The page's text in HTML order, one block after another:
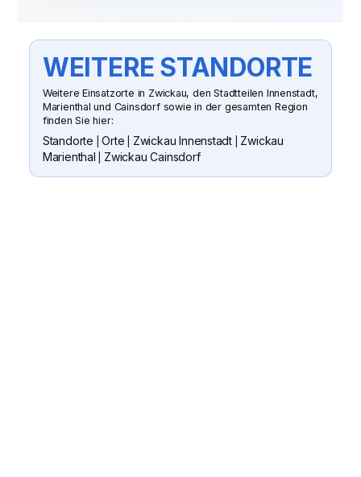
WEITERE STANDORTE
Weitere Einsatzorte in Zwickau, den Stadtteilen Innenstadt,
Marienthal und Cainsdorf sowie in der gesamten Region
finden Sie hier:
Standorte |Orte Zwickau Innenstadt
Zwickau
Marienthal
Zwickau Cainsdorf